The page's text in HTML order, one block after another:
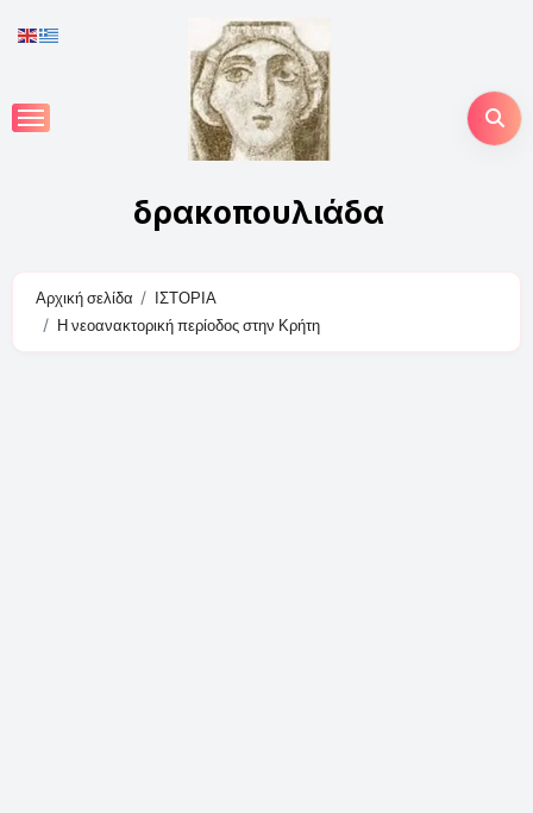
to
δρακοπουλιάδα
Αρχική σελίδα
ΙΣΤΟΡΙΑ
Η νεοανακτορική περίοδος στην Κρήτη